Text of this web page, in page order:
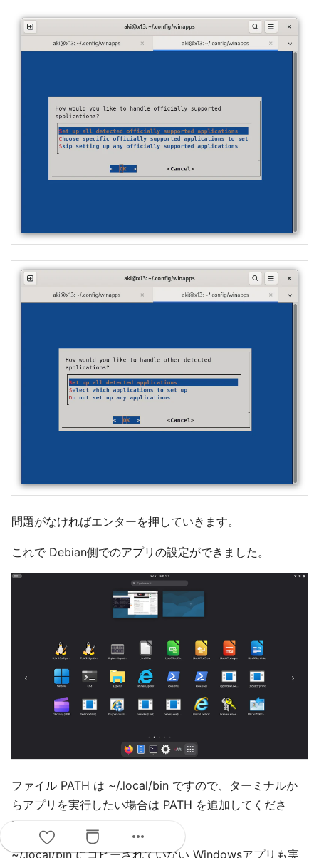
問題がなければエンターを押していきます。
これで Debian側でのアプリの設定ができました。
ファイル PATH は ~/.local/bin ですので、ターミナルか
らアプリを実行したい場合は PATH を追加してくださ
い。
~/.local/bin にコピーされていない Windowsアプリも実
more_horiz